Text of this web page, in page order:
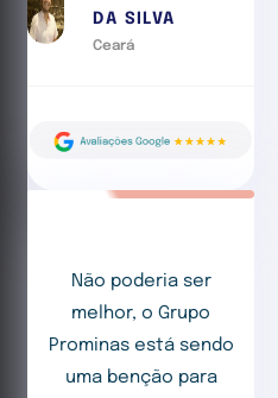
DA SILVA
Ceará
Não poderia ser
melhor, o Grupo
Prominas está sendo
uma benção para